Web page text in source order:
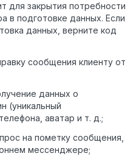
для закрытия потребности
в подготовке данных. Если
данных, верните код
сообщения клиенту от
данных о
(уникальный
аватар и т. д.;
на пометку сообщения,
мессенджере;